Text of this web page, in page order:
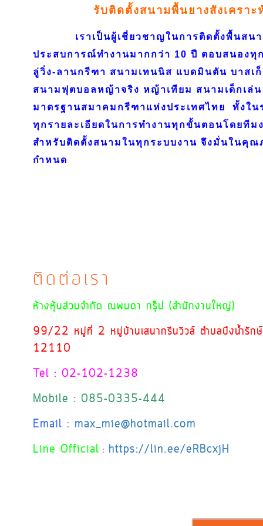
รับติดตั้งสนามพื้นยางสังเครา
เราเป็นผู้เชี่ยวชาญในการติดตั้งพื้นสนา
ประสบการณ์ทำงานมากกว่า 10 ปี ตอบสนองทุ
ลู่วิ่ง-ลานกรีฑา สนามเทนนิส แบดมินตัน บาสเ
สนามฟุตบอลหญ้าจริง หญ้าเทียม สนามเด็กเล่
มาตรฐานสมาคมกรีฑาแห่งประเทศไทย ทั้งใ
ทุกรายละเอียดในการทำงานทุกขั้นตอนโดยที
สำหรับติดตั้งสนามในทุกระบบงาน จึงมั่นในคุ
กำหนด
ติดต่อเรา
ห้างหุ้นส่วนจำกัด ณพนดา กรุ๊ป (สำนักงานใหญ่)
99/22 หมู่ที่ 2 หมู่บ้านเสนากรีนวิวล์ ตำบลบึงน้ำรัก
12110
Tel : 02-102-1238
Mobile : 085-0335-444
Email : max_mie@hotmail.com
Line Official : https://lin.ee/eRBcxjH